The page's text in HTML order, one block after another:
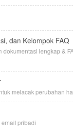
dan Kelompok FAQ
dokumentasi lengkap &
melacak perubahan
pribadi